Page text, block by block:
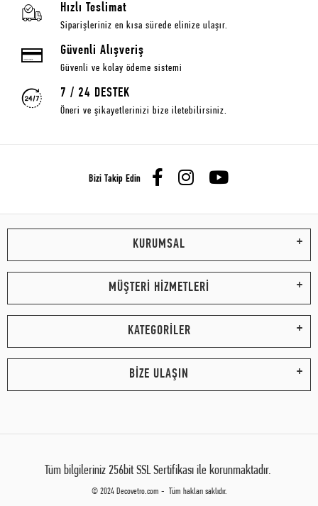
Hızlı Teslimat
Siparişleriniz en kısa sürede elinize ulaşır.
Güvenli Alışveriş
Güvenli ve kolay ödeme sistemi
7 / 24 DESTEK
Öneri ve şikayetlerinizi bize iletebilirsiniz.
Bizi Takip Edin
KURUMSAL
MÜŞTERİ HİZMETLERİ
KATEGORİLER
BİZE ULAŞIN
Tüm bilgileriniz 256bit SSL Sertifikası ile korunmaktadır.
© 2024 Decovetro.com - Tüm hakları saklıdır.